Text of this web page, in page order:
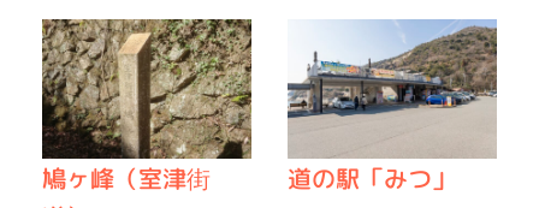
鳩ヶ峰（室津街
道の駅「みつ」